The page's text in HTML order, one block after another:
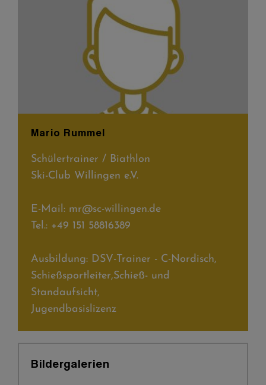
Mario Rummel
Schülertrainer / Biathlon
Ski-Club Willingen e.V.
E-Mail: mr@sc-willingen.de
Tel.: +49 151 58816389
Ausbildung: DSV-Trainer - C-Nordisch,
Schießsportleiter,Schieß- und
Standaufsicht,
Jugendbasislizenz
Bildergalerien